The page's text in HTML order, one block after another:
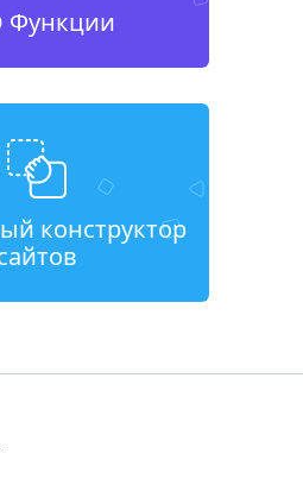
Функции
конструктор